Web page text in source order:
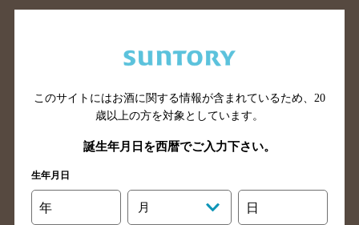
広島県のバー検索
岡山県のバー検索
山口県のバー検索
鳥取県のバー検索
島根県のバー検索
徳島県のバー検索
香川県のバー検索
愛媛県のバー検索
長崎県のバー検索
佐賀県のバー検索
大分県のバー検索
熊本県のバー検索
このサイトにはお酒に関する情報が含まれているため、 20
歳以上の方を対象としています。
誕生年月日を西暦でご入力下さい。
生年月日
年 月 日